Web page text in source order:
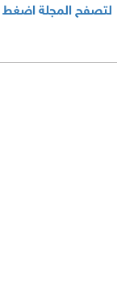
لتصفح المجلة اضغط